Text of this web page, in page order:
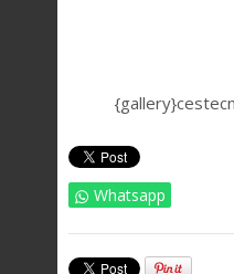
Whatsapp